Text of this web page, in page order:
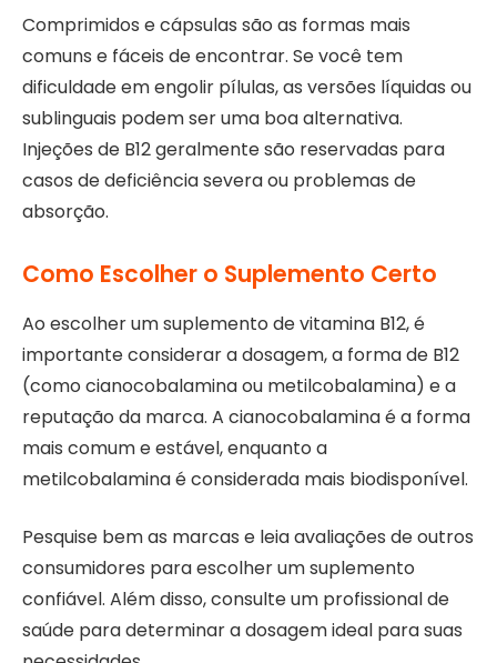
Comprimidos e cápsulas são as formas mais
comuns e fáceis de encontrar. Se você tem
dificuldade em engolir pílulas, as versões líquidas ou
sublinguais podem ser uma boa alternativa.
Injeções de B12 geralmente são reservadas para
casos de deficiência severa ou problemas de
absorção.
Como Escolher o Suplemento Certo
Ao escolher um suplemento de vitamina B12, é
importante considerar a dosagem, a forma de B12
(como cianocobalamina ou metilcobalamina) e a
reputação da marca. A cianocobalamina é a forma
mais comum e estável, enquanto a
metilcobalamina é considerada mais biodisponível.
Pesquise bem as marcas e leia avaliações de outros
consumidores para escolher um suplemento
confiável. Além disso, consulte um profissional de
saúde para determinar a dosagem ideal para suas